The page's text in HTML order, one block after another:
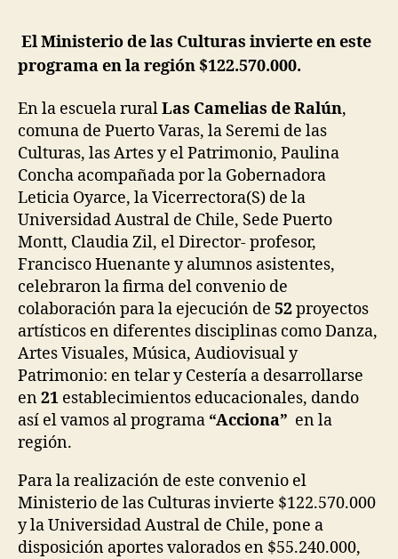
El Ministerio de las Culturas invierte en este
programa en la región $122.570.000.
En la escuela ruralLas Camelias de Ralún,
comuna de Puerto Varas, la Seremi de las
Culturas, las Artes y el Patrimonio, Paulina
Concha acompañada por la Gobernadora
Leticia Oyarce, la Vicerrectora(S) de la
Universidad Austral de Chile, Sede Puerto
Montt, Claudia Zil, el Director- profesor,
Francisco Huenante y alumnos asistentes,
celebraron la firma del convenio de
colaboración para la ejecución de 52proyectos
artísticos en diferentes disciplinas como Danza,
Artes Visuales, Música, Audiovisual y
Patrimonio: en telar y Cestería a desarrollarse
en21 establecimientos educacionales, dando
así el vamos al programa “Acciona” en la
región.
Para la realización de este convenio el
Ministerio de las Culturas invierte $122.570.000
y la Universidad Austral de Chile, pone a
disposición aportes valorados en $55.240.000,